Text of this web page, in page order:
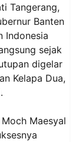
Tangerang,
Banten
Indonesia
sejak
digelar
Kelapa Dua,
Maesyal